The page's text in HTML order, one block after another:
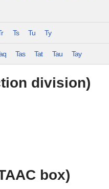
Ts Tu Ty
Tas Tat Tau Tay
division)
box)